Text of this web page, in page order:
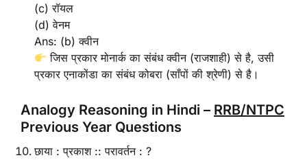
(c) रॉयल
(d) वेनम
Ans: (b) क्वीन
जिस प्रकार मोनार्क का संबंध क्वीन (राजशाही) से है, उसी
प्रकार एनाकोंडा का संबंध कोबरा (साँपों की श्रेणी) से है।
Analogy Reasoning in Hindi – RRB/NTPC
Previous Year Questions
छाया : प्रकाश :: परावर्तन : ?